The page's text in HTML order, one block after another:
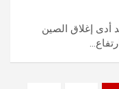
أدى إغلاق الصين